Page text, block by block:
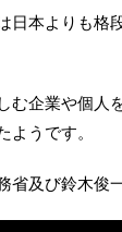
日本よりも格
む企業や個人
ようです。
省及び鈴木俊